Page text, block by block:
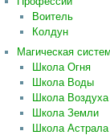
Воитель
Колдун
Магическая
Школа Огня
Школа Воды
Школа Воздуха
Школа Земли
Школа Астрала